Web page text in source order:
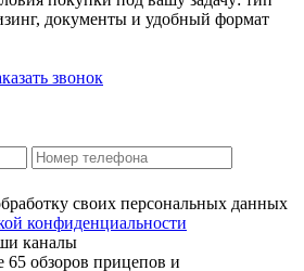
документы и удобный формат
звонок
своих персональных данных
конфиденциальности
каналы
65 обзоров прицепов и